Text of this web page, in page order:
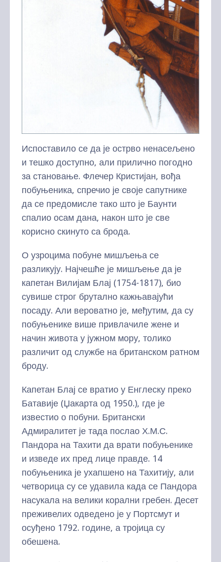
Испоставило се да је острво ненасељено
и тешко доступно, али прилично погодно
за становање. Флечер Кристијан, вођа
побуњеника, спречио је своје сапутнике
да се предомисле тако што је Баунти
спалио осам дана, након што је све
корисно скинуто са брода.
О узроцима побуне мишљења се
разликују. Најчешће је мишљење да је
капетан Вилијам Блај (1754-1817), био
сувише строг брутално кажњавајући
посаду. Али вероватно је, међутим, да су
побуњенике више привлачиле жене и
начин живота у јужном мору, толико
различит од службе на британском ратном
броду.
Капетан Блај се вратио у Енглеску преко
Батавије (Џакарта од 1950.), где је
известио о побуни. Британски
Адмиралитет је тада послао Х.М.С.
Пандора на Тахити да врати побуњенике
и изведе их пред лице правде. 14
побуњеника је ухапшено на Тахитију, али
четворица су се удавила када се Пандора
насукала на велики корални гребен. Десет
преживелих одведено је у Портсмут и
осуђено 1792. године, а тројица су
обешена.